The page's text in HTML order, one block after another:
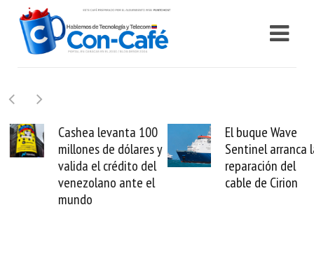
Cashea levanta 100
millones de dólares y
valida el crédito del
venezolano ante el
mundo
El buque Wave
Sentinel arranca la
reparación del
cable de Cirion